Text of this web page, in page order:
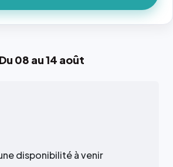
Du 08 au 14 août
disponibilité à venir